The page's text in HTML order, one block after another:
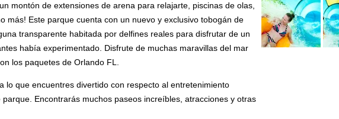
montón de extensiones de arena para relajarte, piscinas de olas,
más! Este parque cuenta con un nuevo y exclusivo tobogán de
transparente habitada por delfines reales para disfrutar de un
había experimentado. Disfrute de muchas maravillas del mar
los paquetes de Orlando FL.
lo que encuentres divertido con respecto al entretenimiento
Encontrarás muchos paseos increíbles, atracciones y otras